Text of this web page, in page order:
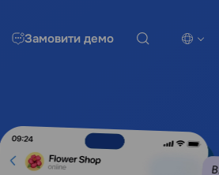
Замовити демо